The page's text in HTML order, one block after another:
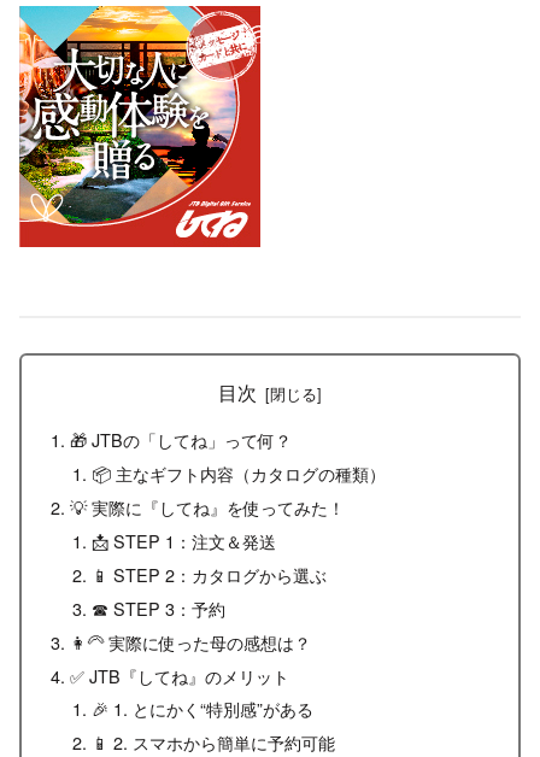
目次
🎁 JTBの「してね」って何？
📦 主なギフト内容（カタログの種類）
💡 実際に『してね』を使ってみた！
📩 STEP 1：注文＆発送
📱 STEP 2：カタログから選ぶ
☎ STEP 3：予約
👩‍🦳 実際に使った母の感想は？
✅ JTB『してね』のメリット
🎉 1. とにかく“特別感”がある
📱 2. スマホから簡単に予約可能